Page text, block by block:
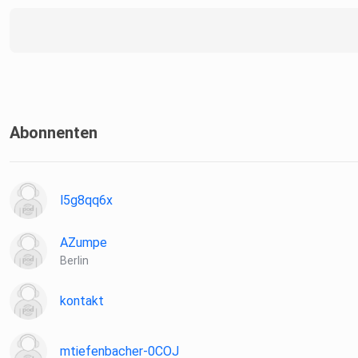
Abonnenten
l5g8qq6x
AZumpe
Berlin
kontakt
mtiefenbacher-0COJ